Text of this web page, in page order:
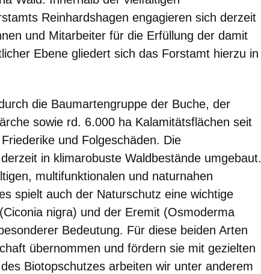
Reinhardshagen engagieren sich derzeit
und Mitarbeiter für die Erfüllung der damit
Ebene gliedert sich das Forstamt hierzu in
die Baumartengruppe der Buche, der
sowie rd. 6.000 ha Kalamitätsflächen seit
und Folgeschäden. Die
in klimarobuste Waldbestände umgebaut.
multifunktionalen und naturnahen
spielt auch der Naturschutz eine wichtige
nigra) und der Eremit (Osmoderma
Bedeutung. Für diese beiden Arten
übernommen und fördern sie mit gezielten
Biotopschutzes arbeiten wir unter anderem